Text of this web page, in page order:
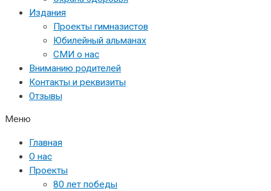
Издания
Проекты гимназистов
Юбилейный альманах
СМИ о нас
Вниманию родителей
Контакты и реквизиты
Отзывы
Меню
Главная
О нас
Проекты
80 лет победы